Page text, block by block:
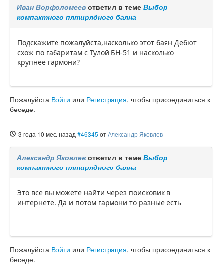
Иван Ворфоломеев ответил в теме Выбор
компактного пятирядного баяна
Подскажите пожалуйста,насколько этот баян Дебют
схож по габаритам с Тулой БН-51 и насколько
крупнее гармони?
Пожалуйста Войти или Регистрация, чтобы присоединиться к
беседе.
3 года 10 мес. назад #46345 отАлександр Яковлев
Александр Яковлев ответил в теме Выбор
компактного пятирядного баяна
Это все вы можете найти через поисковик в
интернете. Да и потом гармони то разные есть
Пожалуйста Войти или Регистрация, чтобы присоединиться к
беседе.